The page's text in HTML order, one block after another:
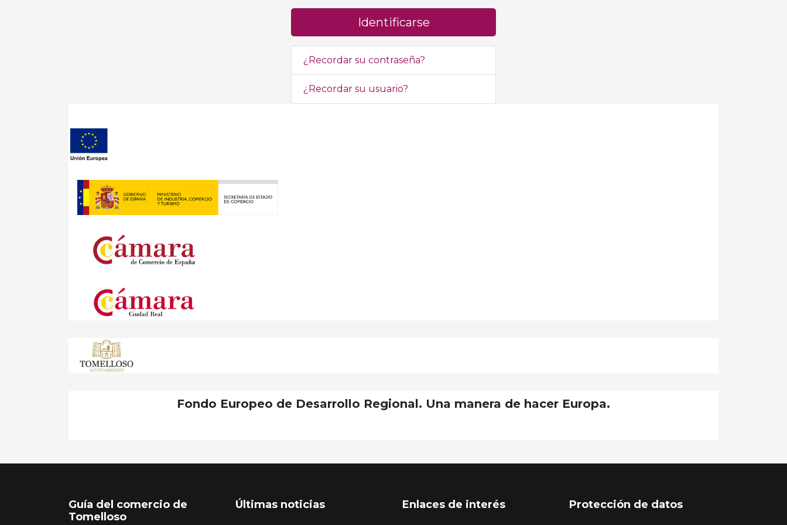
Identificarse
¿Recordar su contraseña?
¿Recordar su usuario?
Fondo Europeo de Desarrollo Regional. Una manera de hacer Europa.
Guía del comercio de
Tomelloso
Últimas noticias Enlaces de interés Protección de datos